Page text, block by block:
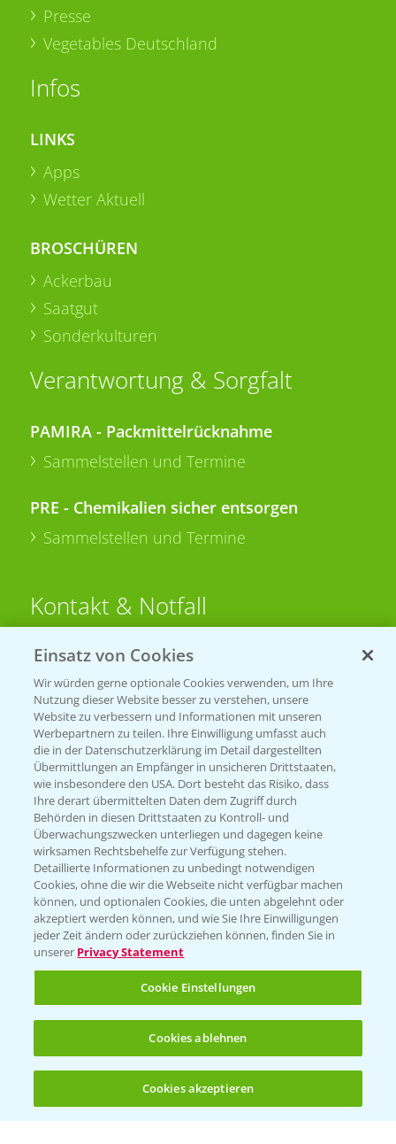
(noch 4)
Presse
Vegetables Deutschland
Infos
LINKS
Apps
Wetter Aktuell
BROSCHÜREN
Ackerbau
Saatgut
Sonderkulturen
Verantwortung & Sorgfalt
PAMIRA - Packmittelrücknahme
Sammelstellen und Termine
PRE - Chemikalien sicher entsorgen
Sammelstellen und Termine
Kontakt & Notfall
Beratung auf WhatsApp
T.+49 (0)174 346 564 1
KONTAKT
Hilfe in Notfällen
T.+49 (0)214/30-20220
Folgen Sie uns
Allgemeine Nutzungsbedingungen
Datenschutzerklärung
Einsatz von Cookies
Wir würden gerne optionale Cookies verwenden, um Ihre
Nutzung dieser Website besser zu verstehen, unsere
Website zu verbessern und Informationen mit unseren
Werbepartnern zu teilen. Ihre Einwilligung umfasst auch
die in der Datenschutzerklärung im Detail dargestellten
Übermittlungen an Empfänger in unsicheren Drittstaaten,
wie insbesondere den USA. Dort besteht das Risiko, dass
Ihre derart übermittelten Daten dem Zugriff durch
Behörden in diesen Drittstaaten zu Kontroll- und
Überwachungszwecken unterliegen und dagegen keine
wirksamen Rechtsbehelfe zur Verfügung stehen.
Detaillierte Informationen zu unbedingt notwendigen
Cookies, ohne die wir die Webseite nicht verfügbar machen
können, und optionalen Cookies, die unten abgelehnt oder
akzeptiert werden können, und wie Sie Ihre Einwilligungen
jeder Zeit ändern oder zurückziehen können, finden Sie in
unserer Privacy Statement
Cookie Einstellungen
Cookies ablehnen
Cookies akzeptieren